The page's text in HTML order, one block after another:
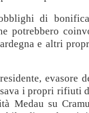
di
potrebbero
e altri
evasore
i propri rifiuti
Medau su